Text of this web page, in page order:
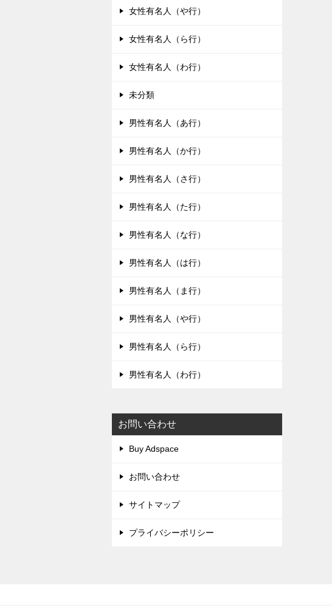
女性有名人（や行）
女性有名人（ら行）
女性有名人（わ行）
未分類
男性有名人（あ行）
男性有名人（か行）
男性有名人（さ行）
男性有名人（た行）
男性有名人（な行）
男性有名人（は行）
男性有名人（ま行）
男性有名人（や行）
男性有名人（ら行）
男性有名人（わ行）
お問い合わせ
Buy Adspace
お問い合わせ
サイトマップ
プライバシーポリシー